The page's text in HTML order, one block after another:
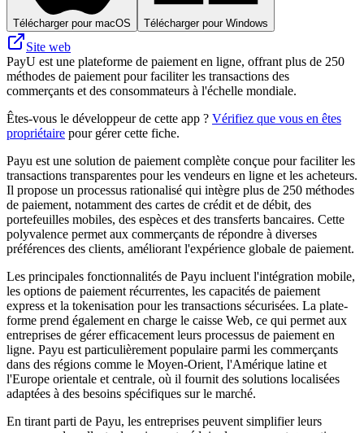
Télécharger pour macOS Télécharger pour Windows
Site web
PayU est une plateforme de paiement en ligne, offrant plus de 250
méthodes de paiement pour faciliter les transactions des
commerçants et des consommateurs à l'échelle mondiale.
Êtes-vous le développeur de cette app ? Vérifiez que vous en êtes
propriétaire pour gérer cette fiche.
Payu est une solution de paiement complète conçue pour faciliter les
transactions transparentes pour les vendeurs en ligne et les acheteurs.
Il propose un processus rationalisé qui intègre plus de 250 méthodes
de paiement, notamment des cartes de crédit et de débit, des
portefeuilles mobiles, des espèces et des transferts bancaires. Cette
polyvalence permet aux commerçants de répondre à diverses
préférences des clients, améliorant l'expérience globale de paiement.
Les principales fonctionnalités de Payu incluent l'intégration mobile,
les options de paiement récurrentes, les capacités de paiement
express et la tokenisation pour les transactions sécurisées. La plate-
forme prend également en charge le caisse Web, ce qui permet aux
entreprises de gérer efficacement leurs processus de paiement en
ligne. Payu est particulièrement populaire parmi les commerçants
dans des régions comme le Moyen-Orient, l'Amérique latine et
l'Europe orientale et centrale, où il fournit des solutions localisées
adaptées à des besoins spécifiques sur le marché.
En tirant parti de Payu, les entreprises peuvent simplifier leurs